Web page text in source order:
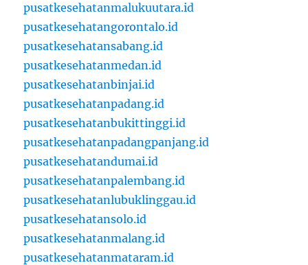
pusatkesehatanmalukuutara.id
pusatkesehatangorontalo.id
pusatkesehatansabang.id
pusatkesehatanmedan.id
pusatkesehatanbinjai.id
pusatkesehatanpadang.id
pusatkesehatanbukittinggi.id
pusatkesehatanpadangpanjang.id
pusatkesehatandumai.id
pusatkesehatanpalembang.id
pusatkesehatanlubuklinggau.id
pusatkesehatansolo.id
pusatkesehatanmalang.id
pusatkesehatanmataram.id